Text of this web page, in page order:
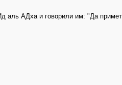
аль АДха и говорили им: "Да